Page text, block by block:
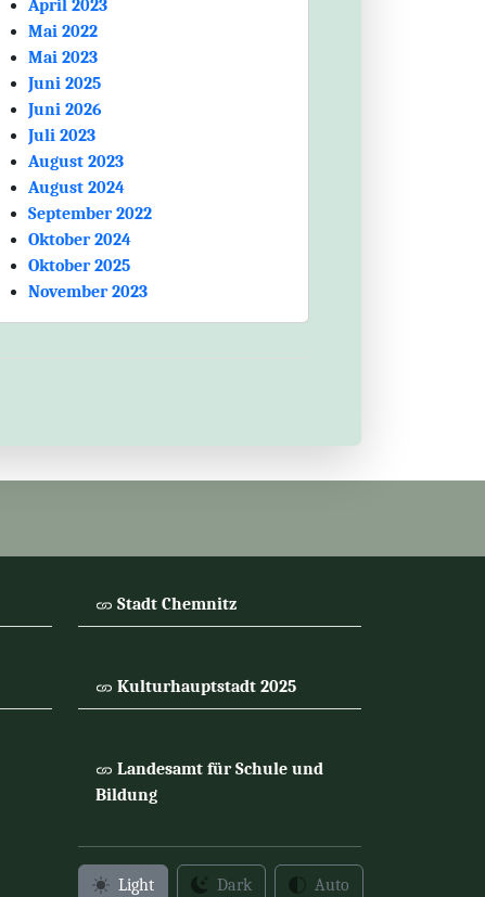
April 2023
Mai 2022
Mai 2023
Juni 2025
Juni 2026
Juli 2023
August 2023
August 2024
September 2022
Oktober 2024
Oktober 2025
November 2023
Stadt Chemnitz
Kulturhauptstadt 2025
Landesamt für Schule und
Bildung
Light Dark Auto